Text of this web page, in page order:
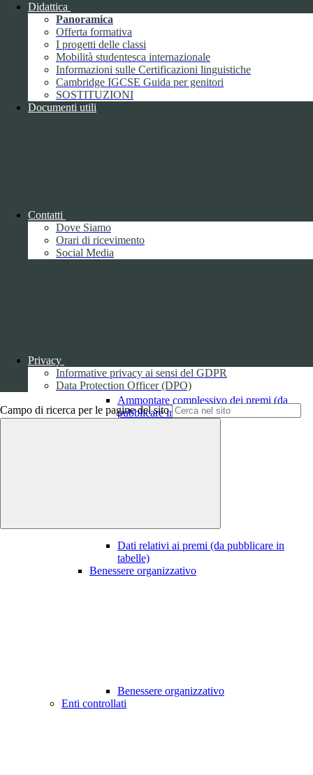
Didattica
Panoramica
Offerta formativa
I progetti delle classi
Mobilità studentesca internazionale
Informazioni sulle Certificazioni linguistiche
Cambridge IGCSE Guida per genitori
SOSTITUZIONI
Documenti utili
Contatti
Dove Siamo
Orari di ricevimento
Social Media
Privacy
Informative privacy ai sensi del GDPR
Data Protection Officer (DPO)
Campo di ricerca per le pagine del sito
Ammontare complessivo dei premi (da
pubblicare in tabelle) 1
Dati relativi ai premi (da pubblicare in
tabelle)
Benessere organizzativo
Benessere organizzativo
Enti controllati